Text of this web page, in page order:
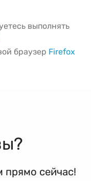
выполнять
браузер Firefox
прямо сейчас!